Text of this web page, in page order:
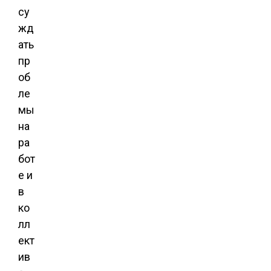
су
жд
ать
пр
об
ле
мы
на
ра
бот
е и
в
ко
лл
ект
ив